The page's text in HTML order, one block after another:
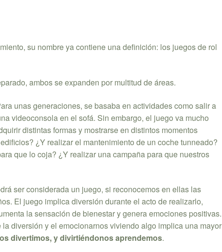
su nombre ya contiene una definición: los juegos de rol
ambos se expanden por multitud de áreas.
unas generaciones, se basaba en actividades como salir a
videoconsola en el sofá. Sin embargo, el juego va mucho
distintas formas y mostrarse en distintos momentos
¿Y realizar el mantenimiento de un coche tunneado?
que lo coja? ¿Y realizar una campaña para que nuestros
ser considerada un juego, si reconocemos en ellas las
El juego implica diversión durante el acto de realizarlo,
la sensación de bienestar y genera emociones positivas.
diversión y el emocionarnos viviendo algo implica una mayor
divertimos, y divirtiéndonos aprendemos.